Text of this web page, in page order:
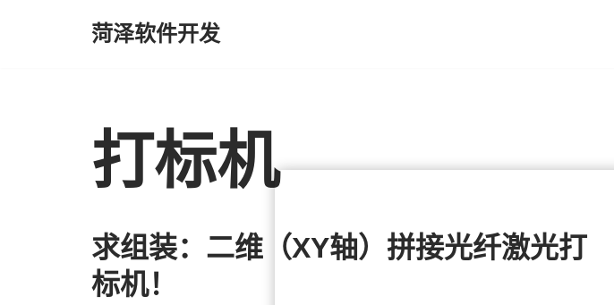
菏泽软件开发
打标机
求组装：二维（XY轴）拼接光纤激光打
标机！